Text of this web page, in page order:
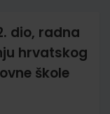
dio, radna
hrvatskog
škole